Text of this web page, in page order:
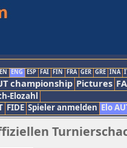
ENG ESP FAI FIN FRA GER GRE INA
championship Pictures
Elozahl
FIDE Spieler anmelden Elo